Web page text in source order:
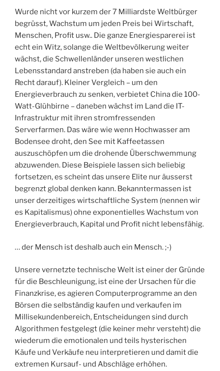
Wurde nicht vor kurzem der 7 Milliardste Weltbürger
begrüsst, Wachstum um jeden Preis bei Wirtschaft,
Menschen, Profit usw.. Die ganze Energiesparerei ist
echt ein Witz, solange die Weltbevölkerung weiter
wächst, die Schwellenländer unseren westlichen
Lebensstandard anstreben (da haben sie auch ein
Recht darauf). Kleiner Vergleich – um den
Energieverbrauch zu senken, verbietet China die 100-
Watt-Glühbirne – daneben wächst im Land die IT-
Infrastruktur mit ihren stromfressenden
Serverfarmen. Das wäre wie wenn Hochwasser am
Bodensee droht, den See mit Kaffeetassen
auszuschöpfen um die drohende Überschwemmung
abzuwenden. Diese Beispiele lassen sich beliebig
fortsetzen, es scheint das unsere Elite nur äusserst
begrenzt global denken kann. Bekanntermassen ist
unser derzeitiges wirtschaftliche System (nennen wir
es Kapitalismus) ohne exponentielles Wachstum von
Energieverbrauch, Kapital und Profit nicht lebensfähig.
… der Mensch ist deshalb auch ein Mensch. ;-)
Unsere vernetzte technische Welt ist einer der Gründe
für die Beschleunigung, ist eine der Ursachen für die
Finanzkrise, es agieren Computerprogramme an den
Börsen die selbständig kaufen und verkaufen im
Millisekundenbereich, Entscheidungen sind durch
Algorithmen festgelegt (die keiner mehr versteht) die
wiederum die emotionalen und teils hysterischen
Käufe und Verkäufe neu interpretieren und damit die
extremen Kursauf- und Abschläge erhöhen.